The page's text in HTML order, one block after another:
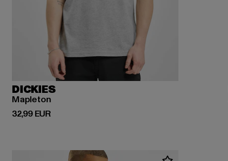
DICKIES
Mapleton
32,99 EUR
Ajankohtainen hinta: 32,99 EUR